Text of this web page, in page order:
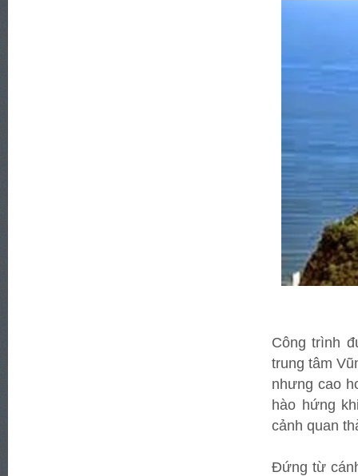
Công trình
trung tâm
nhưng cao
hào hứng
cảnh quan
Đứng từ